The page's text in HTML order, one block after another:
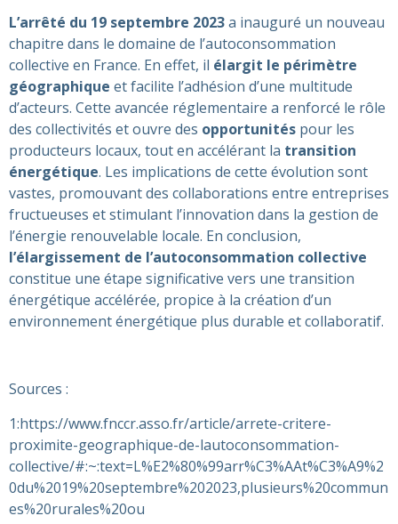
L’arrêté du 19 septembre 2023a inauguré un nouveau
chapitre dans le domaine de l’autoconsommation
collective en France. En effet, il élargit le périmètre
géographique et facilite l’adhésion d’une multitude
d’acteurs. Cette avancée réglementaire a renforcé le rôle
des collectivités et ouvre des opportunités pour les
producteurs locaux, tout en accélérant la transition
énergétique. Les implications de cette évolution sont
vastes, promouvant des collaborations entre entreprises
fructueuses et stimulant l’innovation dans la gestion de
l’énergie renouvelable locale. En conclusion,
l’élargissement de l’autoconsommation collective
constitue une étape significative vers une transition
énergétique accélérée, propice à la création d’un
environnement énergétique plus durable et collaboratif.
Sources :
1:https://www.fnccr.asso.fr/article/arrete-critere-
proximite-geographique-de-lautoconsommation-
collective/#:~:text=L%E2%80%99arr%C3%AAt%C3%A9%2
0du%2019%20septembre%202023,plusieurs%20commun
es%20rurales%20ou